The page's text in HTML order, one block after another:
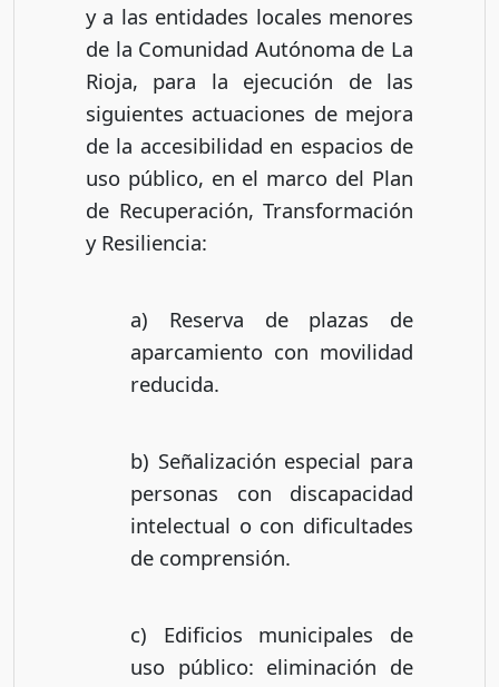
y a las entidades locales menores
de la Comunidad Autónoma de La
Rioja, para la ejecución de las
siguientes actuaciones de mejora
de la accesibilidad en espacios de
uso público, en el marco del Plan
de Recuperación, Transformación
y Resiliencia:
a) Reserva de plazas de
aparcamiento con movilidad
reducida.
b) Señalización especial para
personas con discapacidad
intelectual o con dificultades
de comprensión.
c) Edificios municipales de
uso público: eliminación de